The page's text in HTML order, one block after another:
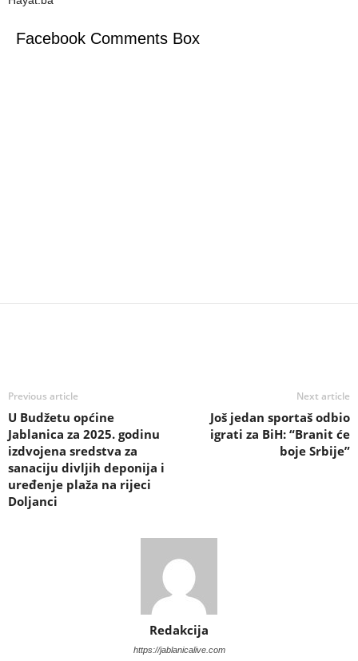
Facebook Comments Box
Previous article
U Budžetu općine
Jablanica za 2025. godinu
izdvojena sredstva za
sanaciju divljih deponija i
uređenje plaža na rijeci
Doljanci
Next article
Još jedan sportaš odbio
igrati za BiH: “Branit će
boje Srbije”
Redakcija
https://jablanicalive.com